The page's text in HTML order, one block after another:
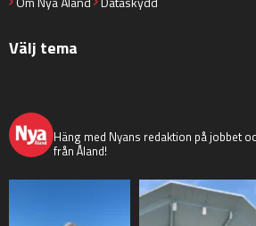
Välj tema
Häng med Nyans redaktion på jobbet
från Åland!